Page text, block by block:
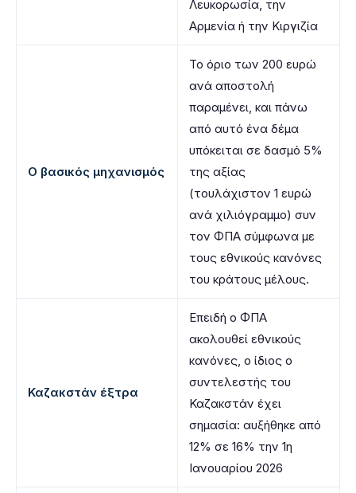
Λευκορωσία, την
Αρμενία ή την Κιργιζία
Ο βασικός μηχανισμός
Το όριο των 200 ευρώ
ανά αποστολή
παραμένει, και πάνω
από αυτό ένα δέμα
υπόκειται σε δασμό 5%
της αξίας
(τουλάχιστον 1 ευρώ
ανά χιλιόγραμμο) συν
τον ΦΠΑ σύμφωνα με
τους εθνικούς κανόνες
του κράτους μέλους.
Καζακστάν έξτρα
Επειδή ο ΦΠΑ
ακολουθεί εθνικούς
κανόνες, ο ίδιος ο
συντελεστής του
Καζακστάν έχει
σημασία: αυξήθηκε από
12% σε 16% την 1η
Ιανουαρίου 2026